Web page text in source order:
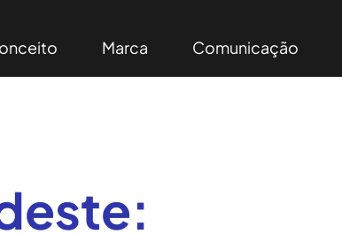
Marca Comunicação